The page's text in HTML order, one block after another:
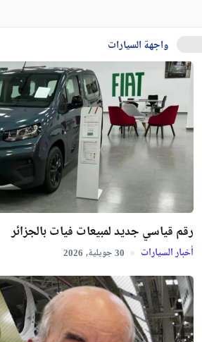
واجهة السيارات
رقم قياسي جديد لمبيعات فيات بالجزائر
أخبار السيارات 30 جويلية, 2026